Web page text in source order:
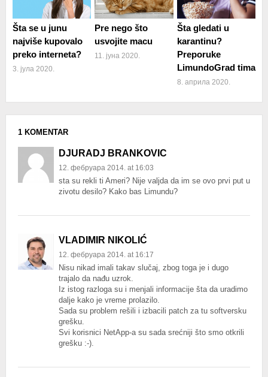
Šta se u junu
najviše kupovalo
preko interneta?
3. јула 2020.
Pre nego što
usvojite macu
11. јуна 2020.
Šta gledati u
karantinu?
Preporuke
LimundoGrad tima
8. априла 2020.
1 KOMENTAR
DJURADJ BRANKOVIC
12. фебруара 2014. at 16:03
sta su rekli ti Ameri? Nije valjda da im se ovo prvi put u
zivotu desilo? Kako bas Limundu?
VLADIMIR NIKOLIĆ
12. фебруара 2014. at 16:17
Nisu nikad imali takav slučaj, zbog toga je i dugo
trajalo da nađu uzrok.
Iz istog razloga su i menjali informacije šta da uradimo
dalje kako je vreme prolazilo.
Sada su problem rešili i izbacili patch za tu softversku
grešku.
Svi korisnici NetApp-a su sada srećniji što smo otkrili
grešku :-).